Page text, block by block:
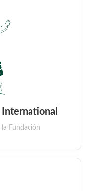
la Fundación